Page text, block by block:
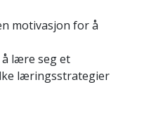
motivasjon for å
lære seg et
læringsstrategier